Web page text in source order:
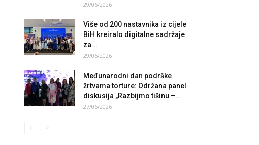
29/06/2026
Više od 200 nastavnika iz cijele
BiH kreiralo digitalne sadržaje
za...
29/06/2026
Međunarodni dan podrške
žrtvama torture: Održana panel
diskusija „Razbijmo tišinu –...
27/06/2026